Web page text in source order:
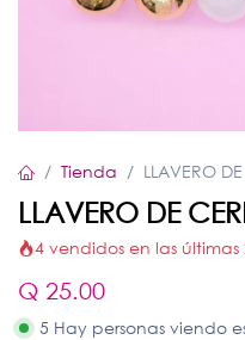
Tienda LLAVERO
LLAVERO DE
4 vendidos en las últimas
Q 25.00
5 Hay personas viendo